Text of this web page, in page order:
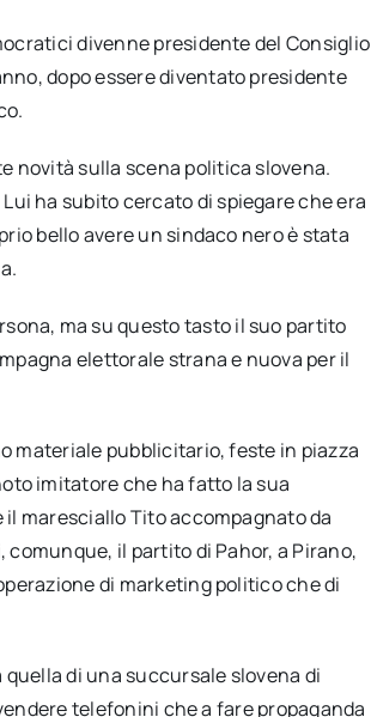
divenne presidente del Consiglio
dopo essere diventato presidente
novità sulla scena politica slovena.
ha subito cercato di spiegare che era
bello avere un sindaco nero è stata
ma su questo tasto il suo partito
elettorale strana e nuova per il
materiale pubblicitario, feste in piazza
imitatore che ha fatto la sua
maresciallo Tito accompagnato da
il partito di Pahor, a Pirano,
di marketing politico che di
di una succursale slovena di
telefonini che a fare propaganda